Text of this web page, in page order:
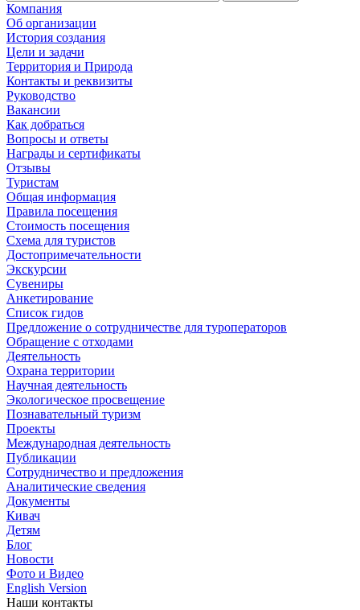
Компания
Об организации
История создания
Цели и задачи
Территория и Природа
Контакты и реквизиты
Руководство
Вакансии
Как добраться
Вопросы и ответы
Награды и сертификаты
Отзывы
Туристам
Общая информация
Правила посещения
Стоимость посещения
Схема для туристов
Достопримечательности
Экскурсии
Сувениры
Анкетирование
Список гидов
Предложение о сотрудничестве для туроператоров
Обращение с отходами
Деятельность
Охрана территории
Научная деятельность
Экологическое просвещение
Познавательный туризм
Проекты
Международная деятельность
Публикации
Сотрудничество и предложения
Аналитические сведения
Документы
Кивач
Детям
Блог
Новости
Фото и Видео
English Version
Наши контакты